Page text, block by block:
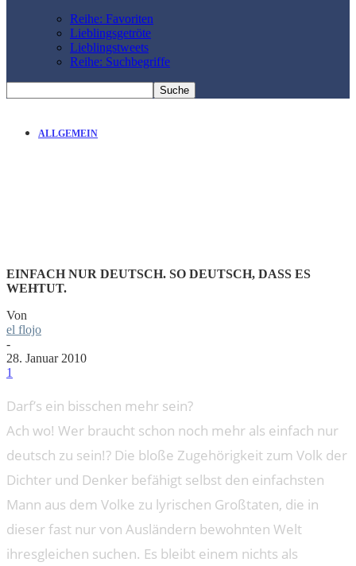
Reihe: Favoriten
Lieblingsgetröte
Lieblingstweets
Reihe: Suchbegriffe
ALLGEMEIN
EINFACH NUR DEUTSCH. SO DEUTSCH, DASS ES
WEHTUT.
Von
el flojo
-
28. Januar 2010
1
Darf’s ein bisschen mehr sein?
Ach wo! Wer braucht schon noch mehr als einfach nur
deutsch zu sein!? Die bloße Zugehörigkeit zum Volk der
Dichter und Denker befähigt selbst den einfachsten
Mann aus dem Volke zu lyrischen Großtaten, die in
dieser fast nur von Ausländern bewohnten Welt
ihresgleichen suchen. Es bleibt einem nichts als